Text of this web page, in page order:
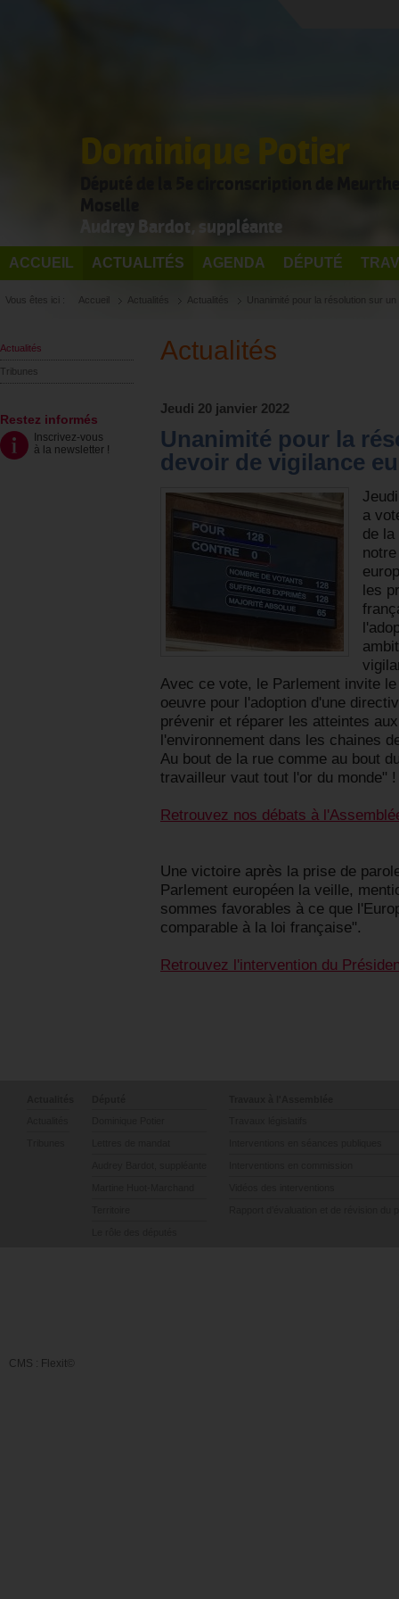
Dominique Potier
Audrey Bardot, suppléante
ACCUEIL ACTUALITÉS AGENDA DÉPUTÉ
Vous êtes ici : Accueil Actualités Actualités Unanimité pour la résolution sur
Actualités
Tribunes
Restez informés
Inscrivez-vous
à la newsletter !
Actualités
Jeudi 20 janvier 2022
Unanimité pour la
devoir de vigilance
a
de
les
Avec ce vote, le Parlement invite
oeuvre pour l'adoption d'une
prévenir et réparer les atteintes
l'environnement dans les chaines
Au bout de la rue comme au bout
travailleur vaut tout l'or du monde" !
Retrouvez nos débats à
Une victoire après la prise de
Parlement européen la veille,
sommes favorables à ce que
comparable à la loi française".
Retrouvez l'intervention du
CMS : Flexit©